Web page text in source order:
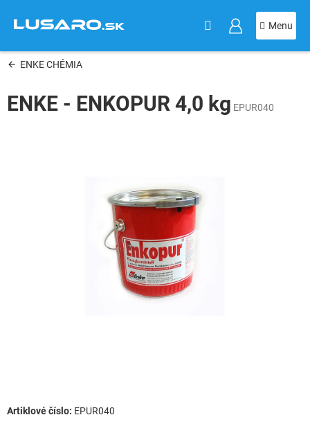
obsah
ENKE CHÉMIA
ENKE - ENKOPUR 4,0 kg EPUR040
EPUR040